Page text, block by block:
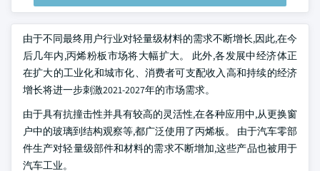
由于不同最终用户行业对轻量级材料的需求不断增长,因此,在今
后几年内,丙烯粉板市场将大幅扩大。 此外,各发展中经济体正
在扩大的工业化和城市化、消费者可支配收入高和持续的经济
增长将进一步刺激2021-2027年的市场需求。
由于具有抗撞击性并具有较高的灵活性,在各种应用中,从更换窗
户中的玻璃到结构观察等,都广泛使用了丙烯板。 由于汽车零部
件生产对轻量级部件和材料的需求不断增加,这些产品也被用于
汽车工业。